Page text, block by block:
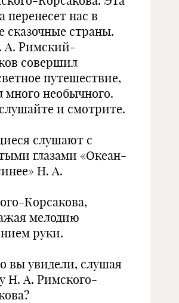
перенесет нас в
сказочные страны.
А. Римский-
совершил
путешествие,
много необычного.
и смотрите.
слушают с
глазами «Океан-
Н. А.
Корсакова,
мелодию
руки.
вы увидели, слушая
Н. А. Римского-